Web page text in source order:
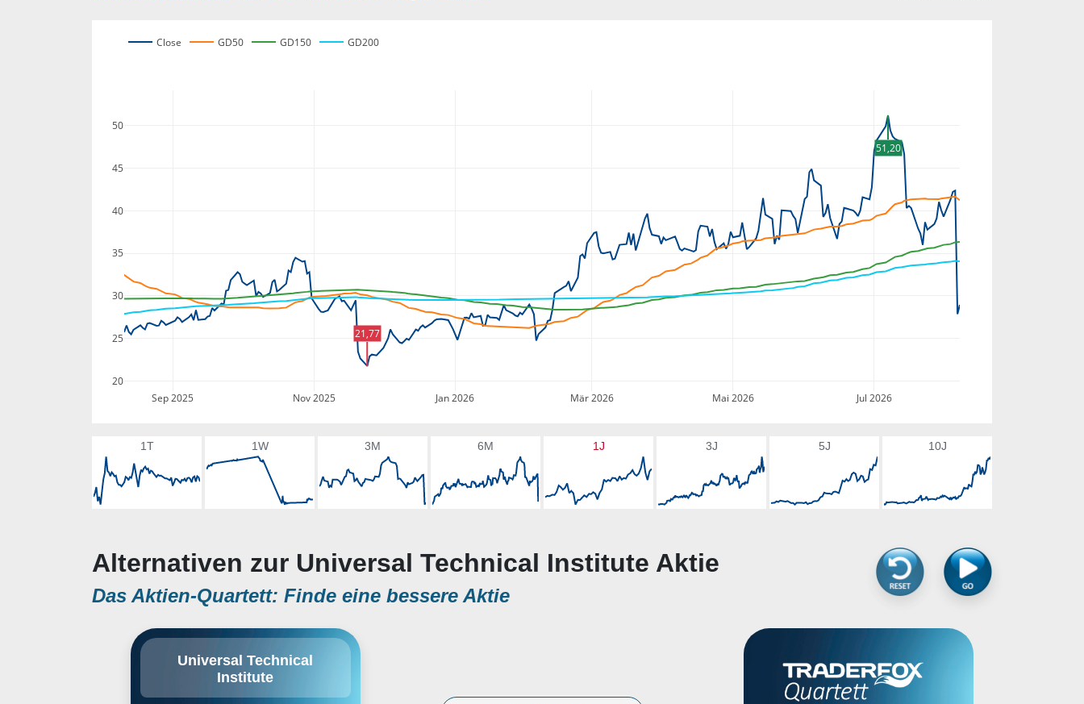
Sep 2025 Nov 2025 Jan 2026 Mär 2026 Mai 2026 Jul 2026
20
25
30
35
40
45
50
Close GD50 GD150 GD200
51,20
21,77
1T 1W 3M 6M 1J 3J 5J 10J
Alternativen zur Universal Technical Institute Aktie
Das Aktien-Quartett: Finde eine bessere Aktie
Universal Technical
Institute
Universal Technical Institute, Inc.
engages in the provision of
transportation and technical
training programs. It operates